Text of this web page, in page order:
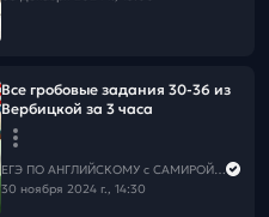
Все гробовые задания 30-36 из
Вербицкой за 3 часа
30 ноября 2024 г., 14:30